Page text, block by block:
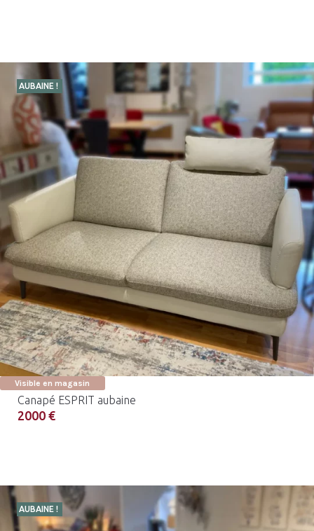
AUBAINE !
Visible en magasin
Canapé ESPRIT aubaine
2000 €
AUBAINE !